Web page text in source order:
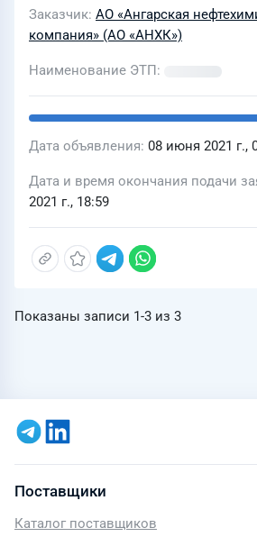
Заказчик АО «Ангарская
компания» (АО «АНХК»)
Наименование ЭТП
Дата объявления 08 июня 2021 г.,
Дата и время окончания подачи
2021 г., 18:59
Показаны записи 1-3 из 3
Поставщики
Каталог поставщиков